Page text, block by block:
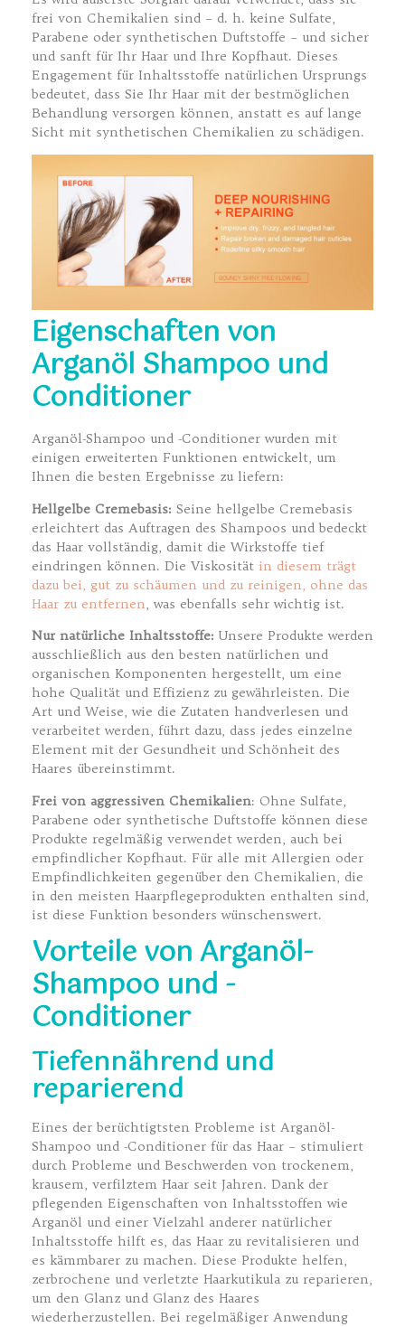
frei von Chemikalien sind – d. h. keine Sulfate,
Parabene oder synthetischen Duftstoffe – und sicher
und sanft für Ihr Haar und Ihre Kopfhaut. Dieses
Engagement für Inhaltsstoffe natürlichen Ursprungs
bedeutet, dass Sie Ihr Haar mit der bestmöglichen
Behandlung versorgen können, anstatt es auf lange
Sicht mit synthetischen Chemikalien zu schädigen.
Eigenschaften von
Arganöl Shampoo und
Conditioner
Arganöl-Shampoo und -Conditioner wurden mit
einigen erweiterten Funktionen entwickelt, um
Ihnen die besten Ergebnisse zu liefern:
Hellgelbe Cremebasis: Seine hellgelbe Cremebasis
erleichtert das Auftragen des Shampoos und bedeckt
das Haar vollständig, damit die Wirkstoffe tief
eindringen können. Die Viskosität in diesem trägt
dazu bei, gut zu schäumen und zu reinigen, ohne das
Haar zu entfernen, was ebenfalls sehr wichtig ist.
Nur natürliche Inhaltsstoffe: Unsere Produkte werden
ausschließlich aus den besten natürlichen und
organischen Komponenten hergestellt, um eine
hohe Qualität und Effizienz zu gewährleisten. Die
Art und Weise, wie die Zutaten handverlesen und
verarbeitet werden, führt dazu, dass jedes einzelne
Element mit der Gesundheit und Schönheit des
Haares übereinstimmt.
Frei von aggressiven Chemikalien: Ohne Sulfate,
Parabene oder synthetische Duftstoffe können diese
Produkte regelmäßig verwendet werden, auch bei
empfindlicher Kopfhaut. Für alle mit Allergien oder
Empfindlichkeiten gegenüber den Chemikalien, die
in den meisten Haarpflegeprodukten enthalten sind,
ist diese Funktion besonders wünschenswert.
Vorteile von Arganöl-
Shampoo und -
Conditioner
Tiefennährend und
reparierend
Eines der berüchtigtsten Probleme ist Arganöl-
Shampoo und -Conditioner für das Haar – stimuliert
durch Probleme und Beschwerden von trockenem,
krausem, verfilztem Haar seit Jahren. Dank der
pflegenden Eigenschaften von Inhaltsstoffen wie
Arganöl und einer Vielzahl anderer natürlicher
Inhaltsstoffe hilft es, das Haar zu revitalisieren und
es kämmbarer zu machen. Diese Produkte helfen,
zerbrochene und verletzte Haarkutikula zu reparieren,
um den Glanz und Glanz des Haares
wiederherzustellen. Bei regelmäßiger Anwendung